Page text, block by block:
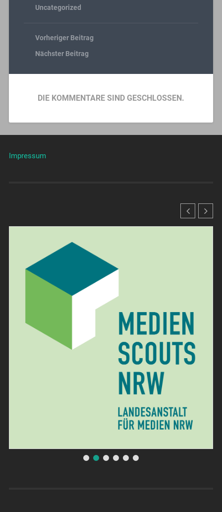
Uncategorized
Vorheriger Beitrag
Nächster Beitrag
DIE KOMMENTARE SIND GESCHLOSSEN.
Impressum